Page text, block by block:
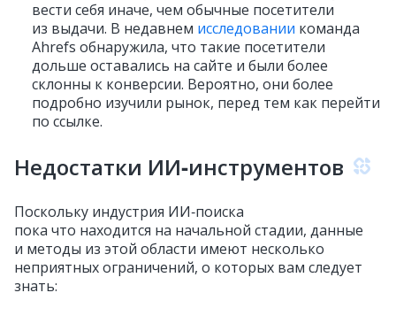
вести себя иначе, чем обычные посетители
из выдачи. В недавнем исследовании команда
Ahrefs обнаружила, что такие посетители
дольше оставались на сайте и были более
склонны к конверсии. Вероятно, они более
подробно изучили рынок, перед тем как перейти
по ссылке.
Недостатки ИИ‑инструментов
Поскольку индустрия ИИ‑поиска
пока что находится на начальной стадии, данные
и методы из этой области имеют несколько
неприятных ограничений, о которых вам следует
знать: